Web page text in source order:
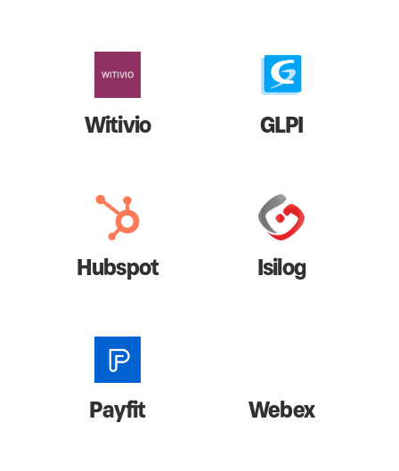
Witivio GLPI
Hubspot Isilog
Payfit Webex